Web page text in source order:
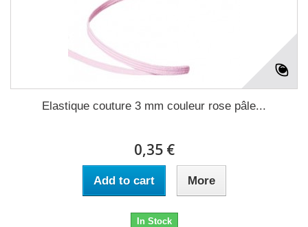
Elastique couture 3 mm couleur rose pâle...
0,35 €
Add to cart More
In Stock